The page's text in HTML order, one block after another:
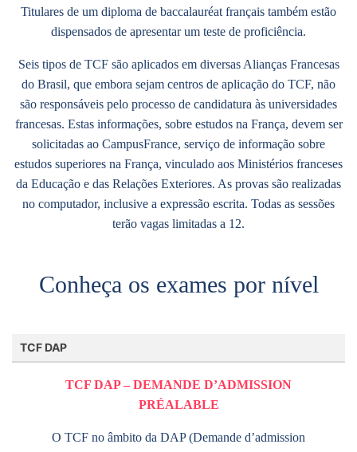
Titulares de um diploma de baccalauréat français também estão
dispensados de apresentar um teste de proficiência.
Seis tipos de TCF são aplicados em diversas Alianças Francesas
do Brasil, que embora sejam centros de aplicação do TCF, não
são responsáveis pelo processo de candidatura às universidades
francesas. Estas informações, sobre estudos na França, devem ser
solicitadas ao CampusFrance, serviço de informação sobre
estudos superiores na França, vinculado aos Ministérios franceses
da Educação e das Relações Exteriores. As provas são realizadas
no computador, inclusive a expressão escrita. Todas as sessões
terão vagas limitadas a 12.
Conheça os exames por nível
TCF DAP
TCF DAP – DEMANDE D’ADMISSION
PRÉALABLE
O TCF no âmbito da DAP (Demande d’admission